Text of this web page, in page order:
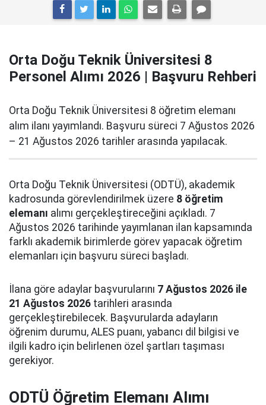
Orta Doğu Teknik Üniversitesi 8
Personel Alımı 2026 | Başvuru Rehberi
Orta Doğu Teknik Üniversitesi 8 öğretim elemanı
alım ilanı yayımlandı. Başvuru süreci 7 Ağustos 2026
– 21 Ağustos 2026 tarihler arasında yapılacak.
Orta Doğu Teknik Üniversitesi (ODTÜ), akademik
kadrosunda görevlendirilmek üzere 8 öğretim
elemanı alımı gerçekleştireceğini açıkladı. 7
Ağustos 2026 tarihinde yayımlanan ilan kapsamında
farklı akademik birimlerde görev yapacak öğretim
elemanları için başvuru süreci başladı.
İlana göre adaylar başvurularını 7 Ağustos 2026 ile
21 Ağustos 2026 tarihleri arasında
gerçekleştirebilecek. Başvurularda adayların
öğrenim durumu, ALES puanı, yabancı dil bilgisi ve
ilgili kadro için belirlenen özel şartları taşıması
gerekiyor.
ODTÜ Öğretim Elemanı Alımı